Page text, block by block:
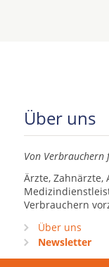
Über uns
Von
Ärzte, Zahnärzte,
Verbrauchern
Über uns
Newsletter